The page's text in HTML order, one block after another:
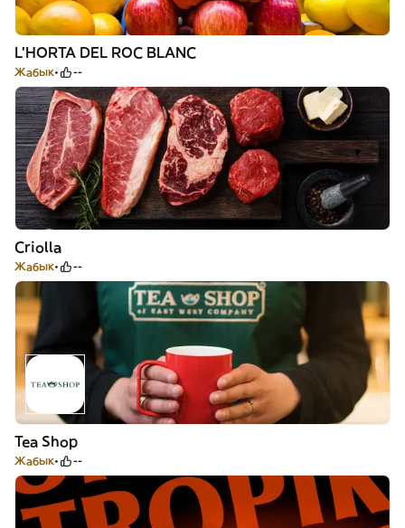
L’HORTA DEL ROC BLANC
Жабык --
Criolla
Жабык --
Tea Shop
Жабык --